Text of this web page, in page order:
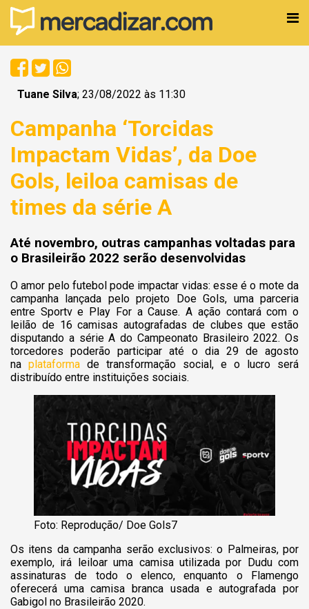
Tuane Silva; 23/08/2022 às 11:30
Campanha ‘Torcidas
Impactam Vidas’, da Doe
Gols, leiloa camisas de
times da série A
Até novembro, outras campanhas voltadas para
o Brasileirão 2022 serão desenvolvidas
O amor pelo futebol pode impactar vidas: esse é o mote da
campanha lançada pelo projeto Doe Gols, uma parceria
entre Sportv e Play For a Cause. A ação contará com o
leilão de 16 camisas autografadas de clubes que estão
disputando a série A do Campeonato Brasileiro 2022. Os
torcedores poderão participar até o dia 29 de agosto
na plataforma de transformação social, e o lucro será
distribuído entre instituições sociais.
Foto: Reprodução/ Doe Gols7
Os itens da campanha serão exclusivos: o Palmeiras, por
exemplo, irá leiloar uma camisa utilizada por Dudu com
assinaturas de todo o elenco, enquanto o Flamengo
oferecerá uma camisa branca usada e autografada por
Gabigol no Brasileirão 2020.